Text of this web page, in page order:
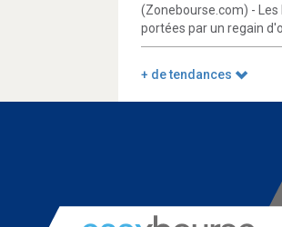
(Zonebourse.com) -
portées par un regain
+ de tendances